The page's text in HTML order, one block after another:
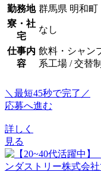
勤務地 群馬県 明和町
寮・社
宅
なし
仕事内
容
飲料・シャン
系工場 / 交替制
＼最短45秒で完了／
応募へ進む
詳しく
見る